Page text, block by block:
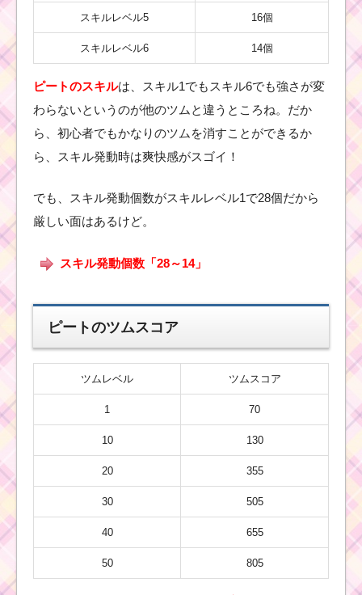
スキルレベル5 16個
スキルレベル6 14個
ピートのスキルは、スキル1でもスキル6でも強さが変
わらないというのが他のツムと違うところね。だか
ら、初心者でもかなりのツムを消すことができるか
ら、スキル発動時は爽快感がスゴイ！
でも、スキル発動個数がスキルレベル1で28個だから
厳しい面はあるけど。
スキル発動個数「28～14」
ピートのツムスコア
ツムレベル ツムスコア
1 70
10 130
20 355
30 505
40 655
50 805